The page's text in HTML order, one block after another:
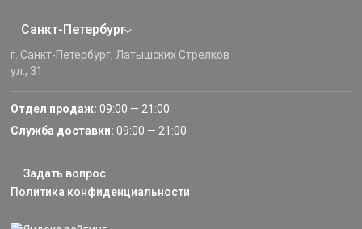
Санкт-Петербург
г. Санкт-Петербург, Латышских Стрелков
ул., 31
Отдел продаж: 09:00 — 21:00
Служба доставки: 09:00 — 21:00
Задать вопрос
Политика конфиденциальности